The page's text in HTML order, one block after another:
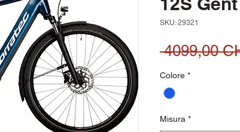
SKU: 29321
4099,00
Colore *
Misura *